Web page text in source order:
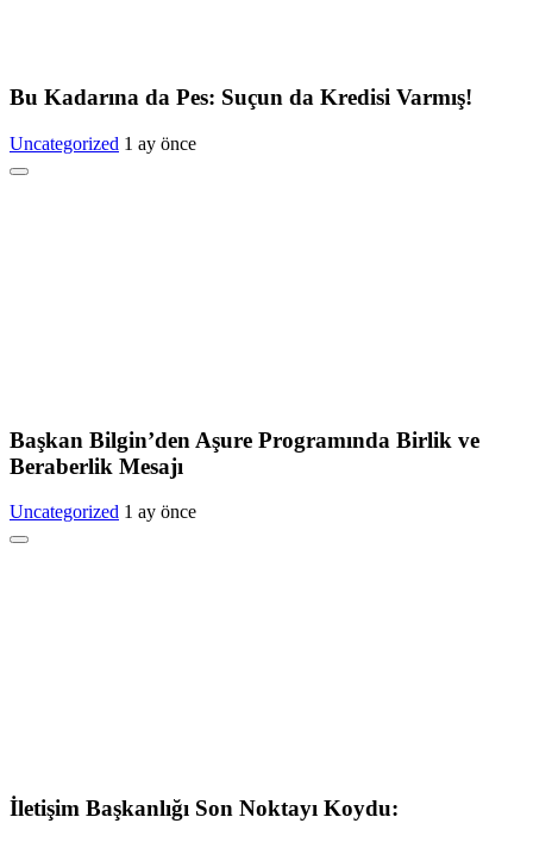
Bu Kadarına da Pes: Suçun da Kredisi Varmış!
Uncategorized 1 ay önce
Başkan Bilgin’den Aşure Programında Birlik ve
Beraberlik Mesajı
Uncategorized 1 ay önce
İletişim Başkanlığı Son Noktayı Koydu: